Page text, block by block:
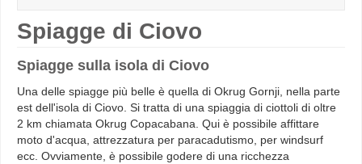
Spiagge di Ciovo
Spiagge sulla isola di Ciovo
Una delle spiagge più belle è quella di Okrug Gornji, nella parte
est dell'isola di Ciovo. Si tratta di una spiaggia di ciottoli di oltre
2 km chiamata Okrug Copacabana. Qui è possibile affittare
moto d'acqua, attrezzatura per paracadutismo, per windsurf
ecc. Ovviamente, è possibile godere di una ricchezza